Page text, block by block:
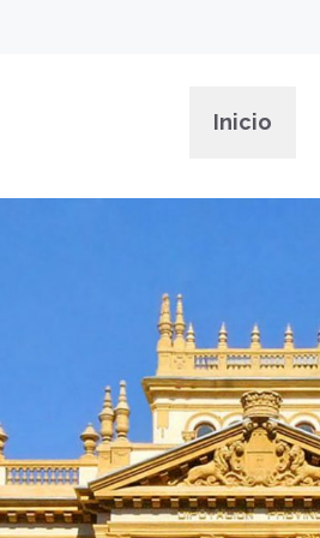
Inicio